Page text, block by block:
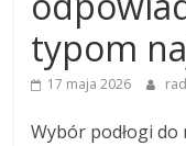
typom
17 maja 2026
Wybór podłogi